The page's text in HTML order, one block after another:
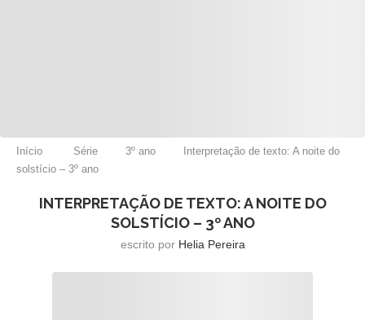
Início Série 3º ano
Interpretação de texto: A noite do
solstício – 3º ano
INTERPRETAÇÃO DE TEXTO: A NOITE DO
SOLSTÍCIO – 3º ANO
escrito por Helia Pereira